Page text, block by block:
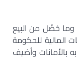
حُصِّل من البيع
المالية للحكومة
بالأمانات وأضيف